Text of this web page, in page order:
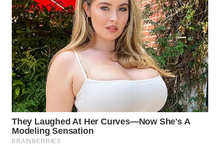
WN
BEKASI
WN
BOGOR
WN
DEPOK
WN
TAPANULI
UTARA